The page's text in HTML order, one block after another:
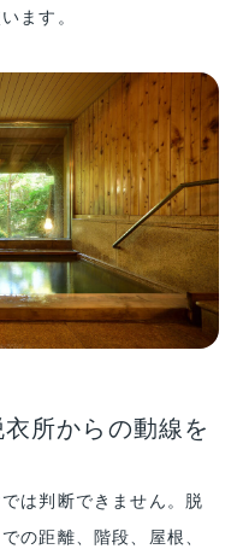
ます。
所からの動線を
は判断できません。脱
の距離、階段、屋根、